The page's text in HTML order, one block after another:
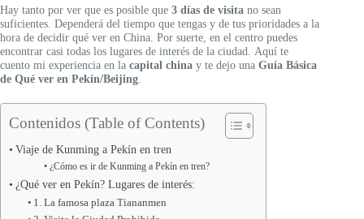
Hay tanto por ver que es posible que 3 días de visita no sean
suficientes. Dependerá del tiempo que tengas y de tus prioridades a la
hora de decidir qué ver en China. Por suerte, en el centro puedes
encontrar casi todas los lugares de interés de la ciudad. Aquí te
cuento mi experiencia en la capital china y te dejo una Guía Básica
de Qué ver en Pekín/Beijing
Contenidos (Table of Contents)
Viaje de Kunming a Pekín en tren
¿Cómo es ir de Kunming a Pekín en tren?
¿Qué ver en Pekín? Lugares de interés:
1. La famosa plaza Tiananmen